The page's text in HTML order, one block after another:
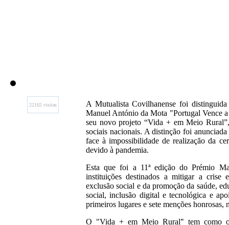
22165 visitas
A Mutualista Covilhanense foi
Manuel António da Mota "Portugal Vence
seu novo projeto “Vida + em Meio
sociais nacionais. A distinção foi
face à impossibilidade de realização da
devido à pandemia.
Esta que foi a 11ª edição do Prémio
instituições destinados a mitigar a crise
exclusão social e da promoção da saúde,
social, inclusão digital e tecnológica e
primeiros lugares e sete menções honrosas,
O "Vida + em Meio Rural͘" tem como